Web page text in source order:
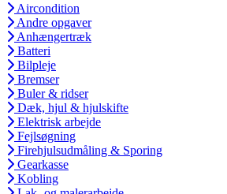
Aircondition
Andre opgaver
Anhængertræk
Batteri
Bilpleje
Bremser
Buler & ridser
Dæk, hjul & hjulskifte
Elektrisk arbejde
Fejlsøgning
Firehjulsudmåling & Sporing
Gearkasse
Kobling